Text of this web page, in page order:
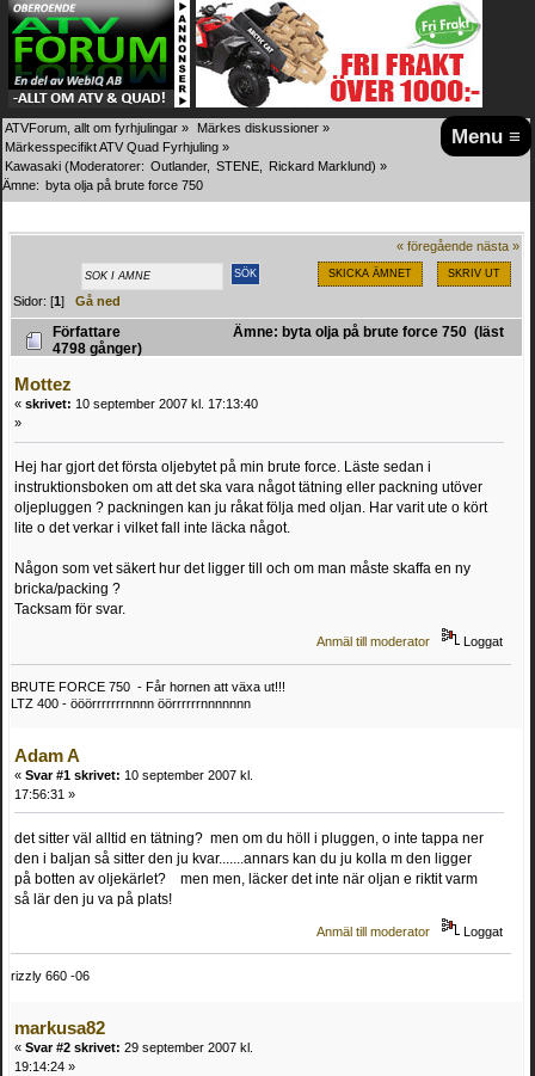
Menu ≡
ATVForum, allt om fyrhjulingar » Märkes diskussioner »
Märkesspecifikt ATV Quad Fyrhjuling »
Kawasaki (Moderatorer: Outlander, STENE Rickard Marklund) »
Ämne: byta olja på brute force 750
« föregående nästa »
SKICKA ÄMNET SKRIV UT
Sidor: [1]Gå ned
Författare
Ämne: byta olja på brute force 750 (läst
4798 gånger)
Mottez
« skrivet: 10 september 2007 kl. 17:13:40
»
Hej har gjort det första oljebytet på min brute force. Läste sedan i
instruktionsboken om att det ska vara något tätning eller packning utöver
oljepluggen ? packningen kan ju råkat följa med oljan. Har varit ute o kört
lite o det verkar i vilket fall inte läcka något.
Någon som vet säkert hur det ligger till och om man måste skaffa en ny
bricka/packing ?
Tacksam för svar.
Anmäl till moderator Loggat
BRUTE FORCE 750 - Får hornen att växa ut!!!
LTZ 400 - ööörrrrrrrnnnn öörrrrrrnnnnnnn
Adam A
« Svar #1 skrivet: 10 september 2007 kl.
17:56:31 »
det sitter väl alltid en tätning? men om du höll i pluggen, o inte tappa ner
den i baljan så sitter den ju kvar.......annars kan du ju kolla m den ligger
på botten av oljekärlet? men men, läcker det inte när oljan e riktit varm
så lär den ju va på plats!
Anmäl till moderator Loggat
rizzly 660 -06
markusa82
« Svar #2 skrivet: 29 september 2007 kl.
19:14:24 »